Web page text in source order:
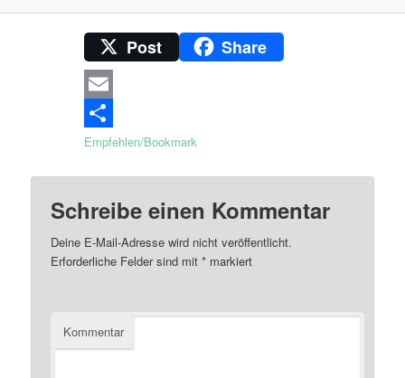
Post Share
Email
Empfehlen/Bookmark
Schreibe einen Kommentar
Deine E-Mail-Adresse wird nicht veröffentlicht.
Erforderliche Felder sind mit* markiert
Kommentar